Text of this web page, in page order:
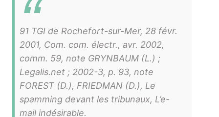
91 TGI de Rochefort-sur-Mer, 28 févr.
2001, Com. com. électr., avr. 2002,
comm. 59, note GRYNBAUM (L.) ;
Legalis.net ; 2002-3, p. 93, note
FOREST (D.), FRIEDMAN (D.), Le
spamming devant les tribunaux, L’e-
mail indésirable.